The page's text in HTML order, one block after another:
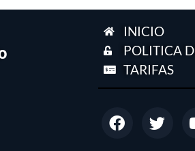
INICIO
POLITICA
TARIFAS